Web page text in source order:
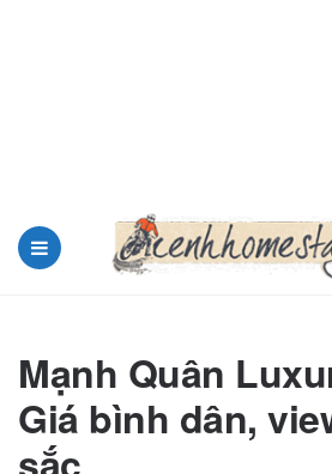
Mạnh Quân
Giá bình dân,